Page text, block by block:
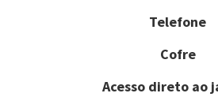
Telefone
Cofre
Acesso direto ao